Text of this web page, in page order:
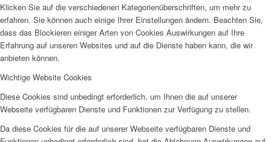
Klicken Sie auf die verschiedenen Kategorienüberschriften, um mehr zu
erfahren. Sie können auch einige Ihrer Einstellungen ändern. Beachten Sie,
dass das Blockieren einiger Arten von Cookies Auswirkungen auf Ihre
Erfahrung auf unseren Websites und auf die Dienste haben kann, die wir
anbieten können.
Wichtige Website Cookies
Diese Cookies sind unbedingt erforderlich, um Ihnen die auf unserer
Webseite verfügbaren Dienste und Funktionen zur Verfügung zu stellen.
Da diese Cookies für die auf unserer Webseite verfügbaren Dienste und